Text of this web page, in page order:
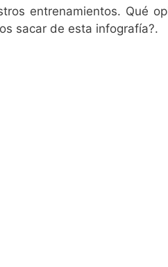
entrenamientos. Qué
sacar de esta infografía?.